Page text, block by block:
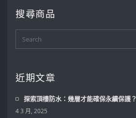
搜尋商品
近期文章
探索頂樓防水：幾層才能確保永續保護？
4 3 月, 2025